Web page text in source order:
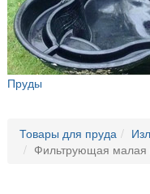
Пруды
Товары для пруда
Фильтрующая малая